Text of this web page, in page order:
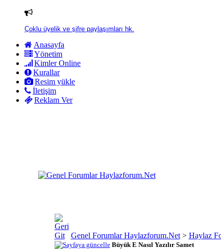
Çoklu üyelik ve şifre paylaşımları hk.
Anasayfa
Yönetim
Kimler Online
Kurallar
Resim yükle
İletişim
Reklam Ver
Genel Forumlar Haylazforum.Net > Haylaz
Büyük E Nasıl Yazılır Samet